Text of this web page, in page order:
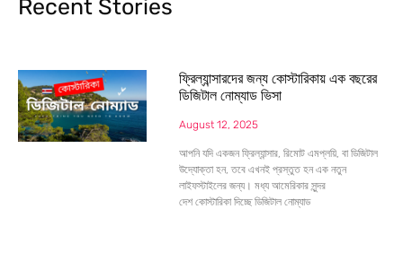
Recent Stories
ফ্রিল্যান্সারদের জন্য কোস্টারিকায় এক বছরের
ডিজিটাল নোম্যাড ভিসা
August 12, 2025
আপনি যদি একজন ফ্রিল্যান্সার, রিমোট এমপ্লয়ি, বা ডিজিটাল
উদ্যোক্তা হন, তবে এখনই প্রস্তুত হন এক নতুন
লাইফস্টাইলের জন্য। মধ্য আমেরিকার সুন্দর
দেশ কোস্টারিকা দিচ্ছে ডিজিটাল নোম্যাড